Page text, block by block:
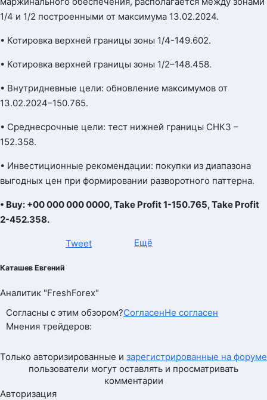
1/4 и 1/2 построенными от максимума 13.02.2024.
• Котировка верхней границы зоны 1/4-149.602.
• Котировка верхней границы зоны 1/2–148.458.
• Внутридневные цели: обновление максимумов от
13.02.2024–150.765.
• Среднесрочные цели: тест нижней границы СНКЗ –
152.358.
• Инвестиционные рекомендации: покупки из диапазона
выгодных цен при формировании разворотного паттерна.
• Buy: +00 000 000 0000, Take Profit 1-150.765, Take Profit
2-452.358.
Tweet Ещё
Каташев Евгений
Аналитик "FreshForex"
Согласны с этим обзором?СогласенНе согласен
Мнения трейдеров:
Только авторизированные и зарегистрированные на форуме
пользователи могут оставлять и просматривать
комментарии
Авторизация